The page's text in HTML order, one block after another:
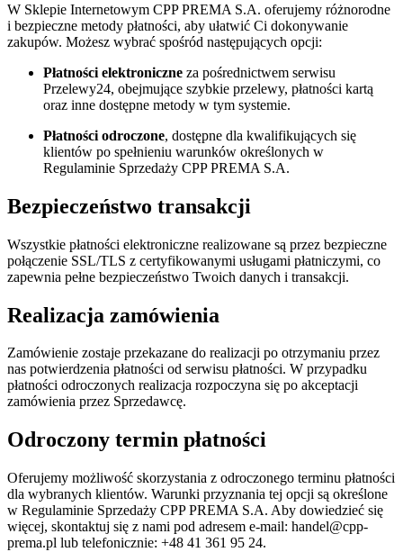
W Sklepie Internetowym CPP PREMA S.A. oferujemy różnorodne
i bezpieczne metody płatności, aby ułatwić Ci dokonywanie
zakupów. Możesz wybrać spośród następujących opcji:
Płatności elektroniczne za pośrednictwem serwisu
Przelewy24, obejmujące szybkie przelewy, płatności kartą
oraz inne dostępne metody w tym systemie.
Płatności odroczone, dostępne dla kwalifikujących się
klientów po spełnieniu warunków określonych w
Regulaminie Sprzedaży CPP PREMA S.A.
Bezpieczeństwo transakcji
Wszystkie płatności elektroniczne realizowane są przez bezpieczne
połączenie SSL/TLS z certyfikowanymi usługami płatniczymi, co
zapewnia pełne bezpieczeństwo Twoich danych i transakcji.
Realizacja zamówienia
Zamówienie zostaje przekazane do realizacji po otrzymaniu przez
nas potwierdzenia płatności od serwisu płatności. W przypadku
płatności odroczonych realizacja rozpoczyna się po akceptacji
zamówienia przez Sprzedawcę.
Odroczony termin płatności
Oferujemy możliwość skorzystania z odroczonego terminu płatności
dla wybranych klientów. Warunki przyznania tej opcji są określone
w Regulaminie Sprzedaży CPP PREMA S.A. Aby dowiedzieć się
więcej, skontaktuj się z nami pod adresem e-mail: handel@cpp-
prema.pl lub telefonicznie: +48 41 361 95 24.